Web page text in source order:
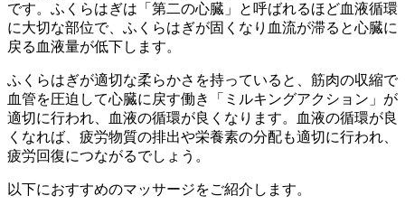
です。ふくらはぎは「第二の心臓」と呼ばれるほど血液循環
に大切な部位で、ふくらはぎが固くなり血流が滞ると心臓に
戻る血液量が低下します。
ふくらはぎが適切な柔らかさを持っていると、筋肉の収縮で
血管を圧迫して心臓に戻す働き「ミルキングアクション」が
適切に行われ、血液の循環が良くなります。
血液の循環が良
くなれば、疲労物質の排出や栄養素の分配も適切に行われ、
疲労回復につながるでしょう。
以下におすすめのマッサージをご紹介します。